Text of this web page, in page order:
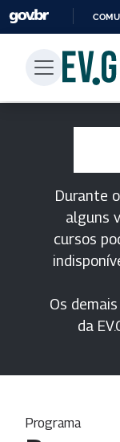
Durante
alguns
cursos
Os
da
Programa